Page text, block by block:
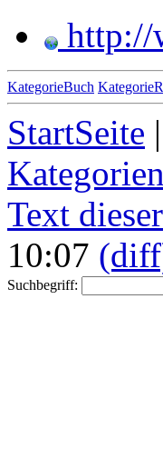
http://
KategorieBuch
StartSeite |
Kategorien
Text
10:07
Suchbegriff: